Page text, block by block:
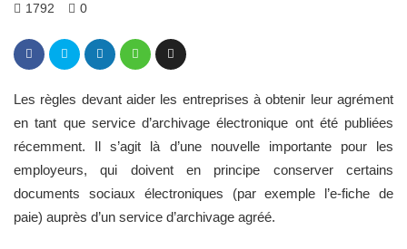
1792 0
Les règles devant aider les entreprises à obtenir leur agrément
en tant que service d’archivage électronique ont été publiées
récemment. Il s’agit là d’une nouvelle importante pour les
employeurs, qui doivent en principe conserver certains
documents sociaux électroniques (par exemple l’e-fiche de
paie) auprès d’un service d’archivage agréé.